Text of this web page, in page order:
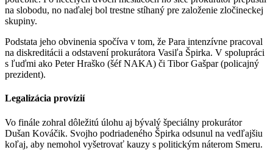
na slobodu, no naďalej bol trestne stíhaný pre založenie zločineckej
skupiny.
Podstata jeho obvinenia spočíva v tom, že Para intenzívne pracoval
na diskreditácii a odstavení prokurátora Vasiľa Špirka. V spolupráci
s ľuďmi ako Peter Hraško (šéf NAKA) či Tibor Gašpar (policajný
prezident).
Legalizácia provízií
Vo finále zohral dôležitú úlohu aj bývalý špeciálny prokurátor
Dušan Kováčik. Svojho podriadeného Špirka odsunul na vedľajšiu
koľaj, aby nemohol vyšetrovať kauzy s politickým náterom Smeru.